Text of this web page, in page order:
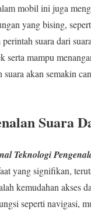
mobil ini juga
yang bising,
suara dari
mampu
akan semakin
Suara
Teknologi
yang signifikan,
kemudahan akses
seperti navigasi,